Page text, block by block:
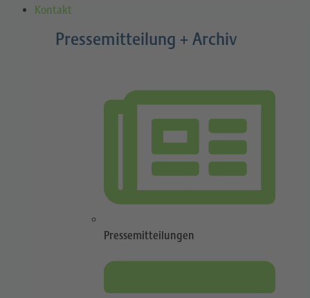
Kontakt
Pressemitteilung + Archiv
Pressemitteilungen